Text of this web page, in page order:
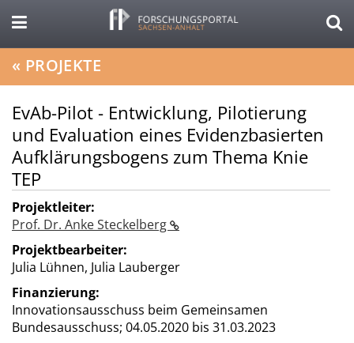
« PROJEKTE
EvAb-Pilot - Entwicklung, Pilotierung
und Evaluation eines Evidenzbasierten
Aufklärungsbogens zum Thema Knie
TEP
Projektleiter:
Prof. Dr. Anke Steckelberg
Projektbearbeiter:
Julia Lühnen, Julia Lauberger
Finanzierung:
Innovationsausschuss beim Gemeinsamen
Bundesausschuss; 04.05.2020 bis 31.03.2023